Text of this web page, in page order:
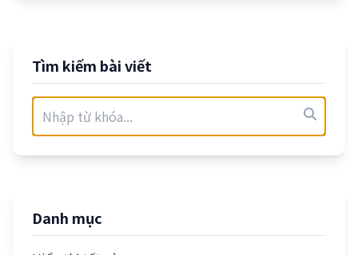
Tìm kiếm bài viết
Danh mục